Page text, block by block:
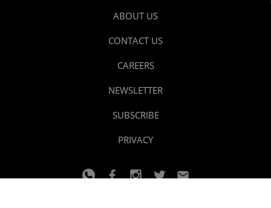
ABOUT US
CONTACT US
CAREERS
NEWSLETTER
SUBSCRIBE
PRIVACY